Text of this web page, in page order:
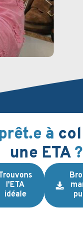
à
une ETA?
l'ETA
idéale